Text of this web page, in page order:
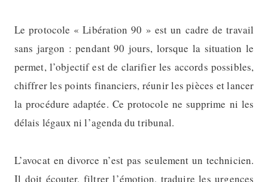
Le protocole « Libération 90 » est un cadre de travail
sans jargon : pendant 90 jours, lorsque la situation le
permet, l’objectif est de clarifier les accords possibles,
chiffrer les points financiers, réunir les pièces et lancer
la procédure adaptée. Ce protocole ne supprime ni les
délais légaux ni l’agenda du tribunal.
L’avocat en divorce n’est pas seulement un technicien.
Il doit écouter, filtrer l’émotion, traduire les urgences